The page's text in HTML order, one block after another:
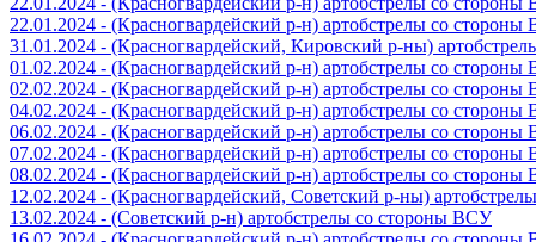
22.01.2024 - (Красногвардейский р-н) артобстрелы со
31.01.2024 - (Красногвардейский, Кировский р-ны)
01.02.2024 - (Красногвардейский р-н) артобстрелы со
02.02.2024 - (Красногвардейский р-н) артобстрелы со
04.02.2024 - (Красногвардейский р-н) артобстрелы со
06.02.2024 - (Красногвардейский р-н) артобстрелы со
07.02.2024 - (Красногвардейский р-н) артобстрелы со
08.02.2024 - (Красногвардейский р-н) артобстрелы со
12.02.2024 - (Красногвардейский, Советский р-ны)
13.02.2024 - (Советский р-н) артобстрелы со стороны ВСУ